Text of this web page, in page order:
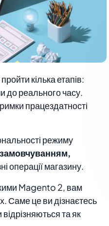
кілька етапів:
до реального часу.
працездатності
режиму
операції магазину.
Magento 2, вам
Саме це ви дізнаєтесь
та як